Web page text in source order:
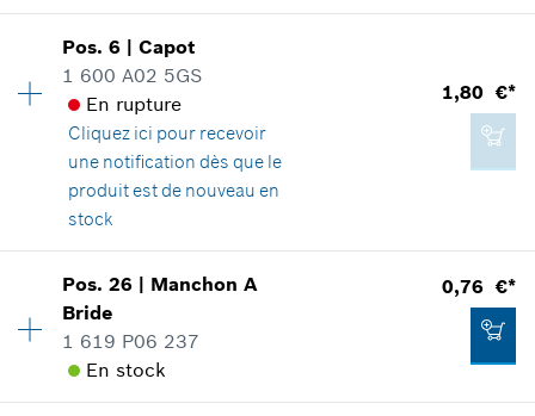
Ajouter au panier
16,14 €*
*Tous les prix sont TTC hors frais de port
Ajouter au panier
Groupe de prix
Informations pièces détachées
Adaptable sur outils
Positionner dans la vue éclatée
95,94 €*
*Tous les prix sont TTC hors frais de port
Ajouter au panier
Pos.6 |Capot
1 600 A02 5GS
En rupture
Cliquez ici pour recevoir
une notification dès que le
produit est de nouveau en
stock
1,80 €*
Groupe de prix:12
Informations pièces détachées
Adaptable sur outils
Pos.26 | Manchon A
Bride
1 619 P06 237
En stock
0,76 €*